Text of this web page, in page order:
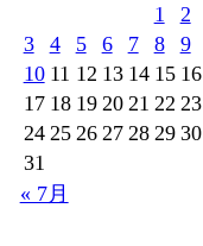
1
2
3
4 5 6 7 8
9
10 11 12 13 14 15 16
17 18 19 20 21 22 23
24 25 26 27 28 29 30
31
« 7月